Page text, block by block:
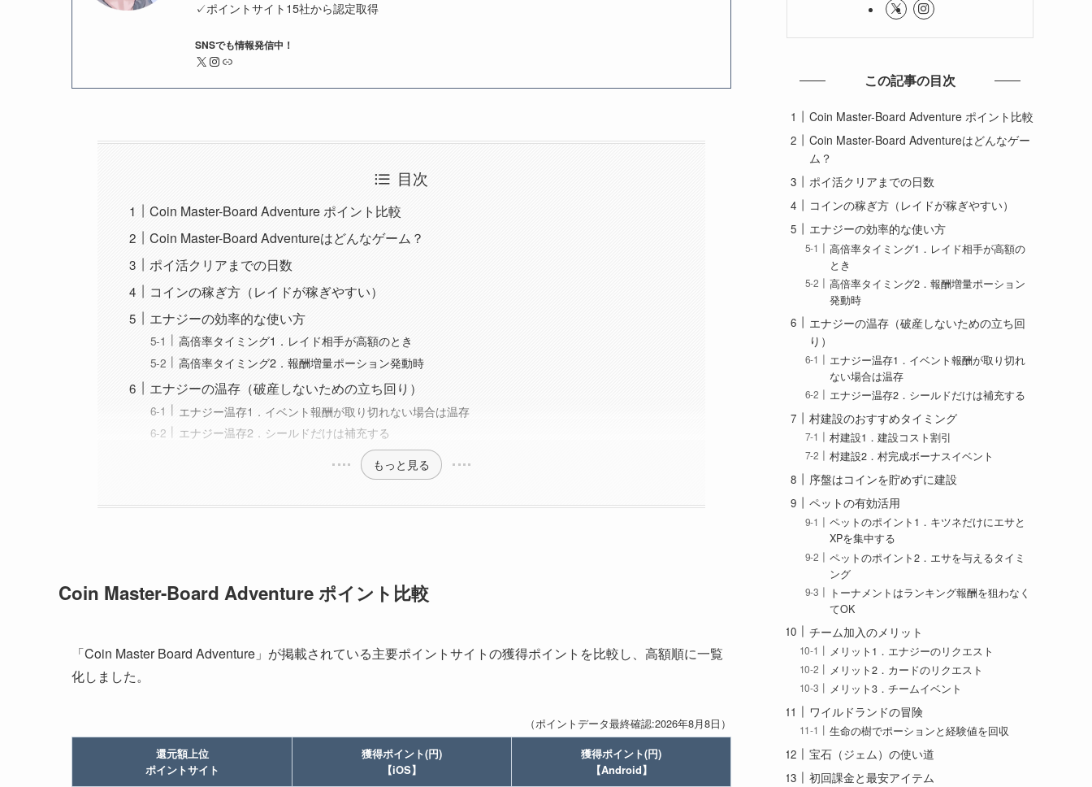
✓ポイントサイト15社から認定取得
SNSでも情報発信中！
X Instagram リンク
目次
Coin Master-Board Adventure ポイント比較
Coin Master-Board Adventureはどんなゲーム？
ポイ活クリアまでの日数
コインの稼ぎ方（レイドが稼ぎやすい）
エナジーの効率的な使い方
高倍率タイミング1．レイド相手が高額のとき
高倍率タイミング2．報酬増量ポーション発動時
エナジーの温存（破産しないための立ち回り）
エナジー温存1．イベント報酬が取り切れない場合は温存
エナジー温存2．シールドだけは補充する
もっと見る
Coin Master-Board Adventure ポイント比較
「Coin Master Board Adventure」が掲載されている主要ポイントサイトの獲得ポイントを比較し、高額順に一覧
化しました。
（ポイントデータ最終確認:2026年8月8日）
還元額上位
ポイントサイト
獲得ポイント(円)
【iOS】
獲得ポイント(円)
【Android】
この記事の目次
Coin Master-Board Adventure ポイント比較
Coin Master-Board Adventureはどんなゲー
ム？
ポイ活クリアまでの日数
コインの稼ぎ方（レイドが稼ぎやすい）
エナジーの効率的な使い方
高倍率タイミング1．レイド相手が高額の
とき
高倍率タイミング2．報酬増量ポーション
発動時
エナジーの温存（破産しないための立ち回
り）
エナジー温存1．イベント報酬が取り切れ
ない場合は温存
エナジー温存2．シールドだけは補充する
村建設のおすすめタイミング
村建設1．建設コスト割引
村建設2．村完成ボーナスイベント
序盤はコインを貯めずに建設
ペットの有効活用
ペットのポイント1．キツネだけにエサと
XPを集中する
ペットのポイント2．エサを与えるタイミ
ング
トーナメントはランキング報酬を狙わなく
てOK
チーム加入のメリット
メリット1．エナジーのリクエスト
メリット2．カードのリクエスト
メリット3．チームイベント
ワイルドランドの冒険
生命の樹でポーションと経験値を回収
宝石（ジェム）の使い道
初回課金と最安アイテム